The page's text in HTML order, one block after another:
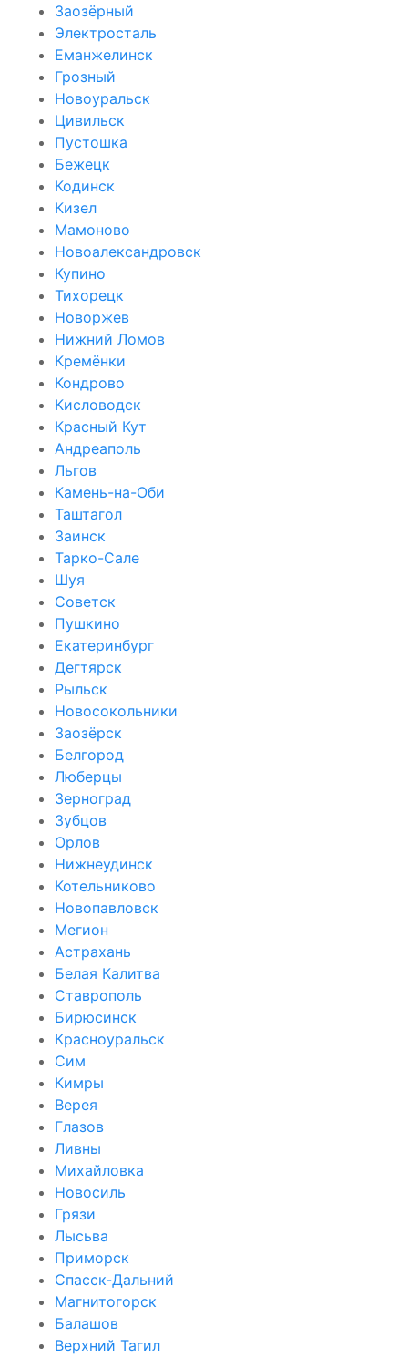
Заозёрный
Электросталь
Еманжелинск
Грозный
Новоуральск
Цивильск
Пустошка
Бежецк
Кодинск
Кизел
Мамоново
Новоалександровск
Купино
Тихорецк
Новоржев
Нижний Ломов
Кремёнки
Кондрово
Кисловодск
Красный Кут
Андреаполь
Льгов
Камень-на-Оби
Таштагол
Заинск
Тарко-Сале
Шуя
Советск
Пушкино
Екатеринбург
Дегтярск
Рыльск
Новосокольники
Заозёрск
Белгород
Люберцы
Зерноград
Зубцов
Орлов
Нижнеудинск
Котельниково
Новопавловск
Мегион
Астрахань
Белая Калитва
Ставрополь
Бирюсинск
Красноуральск
Сим
Кимры
Верея
Глазов
Ливны
Михайловка
Новосиль
Грязи
Лысьва
Приморск
Спасск-Дальний
Магнитогорск
Балашов
Верхний Тагил